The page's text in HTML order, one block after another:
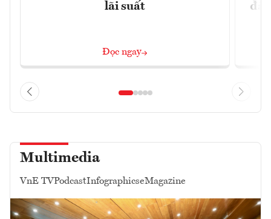
lãi suất
Đọc ngay
đã
Multimedia
VnE TVPodcastInfographicseMagazine